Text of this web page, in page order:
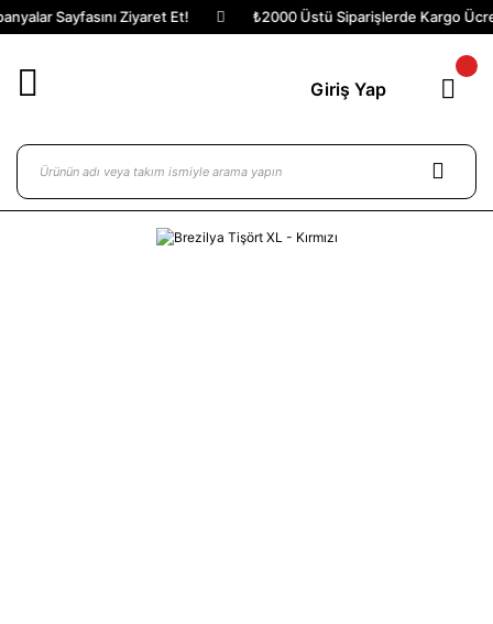
Sayfasını Ziyaret Et! ₺2000 Üstü Siparişlerde Kargo
Giriş Yap